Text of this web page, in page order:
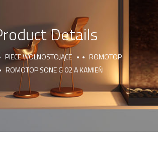
Details
PIECE WOLNOSTOJĄCE
ROMOTOP
ROMOTOP SONE G 02 A KAMIEŃ